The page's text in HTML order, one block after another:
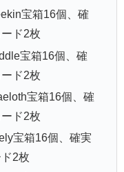
宝箱16個、確
ド2枚
宝箱16個、確
ド2枚
宝箱16個、確
ド2枚
宝箱16個、確実
2枚